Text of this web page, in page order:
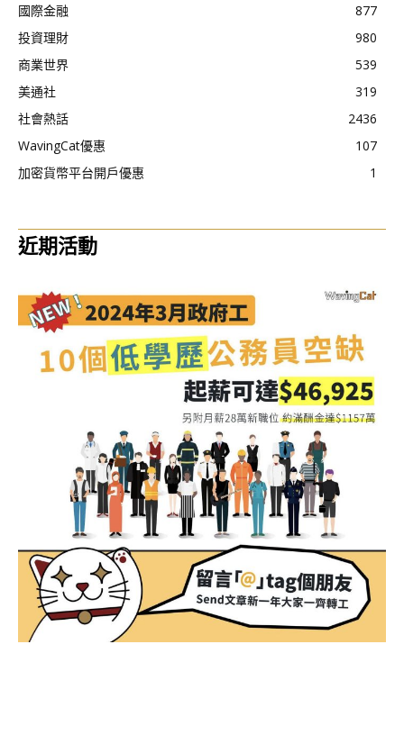
國際金融
877
投資理財
980
商業世界
539
美通社
319
社會熱話
2436
WavingCat優惠
107
加密貨幣平台開戶優惠
1
近期活動